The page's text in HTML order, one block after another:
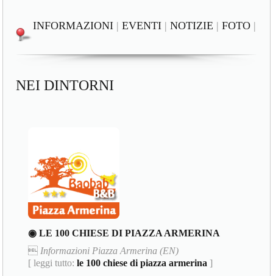
INFORMAZIONI |EVENTI |NOTIZIE |FOTO |
NEI DINTORNI
◉ LE 100 CHIESE DI PIAZZA ARMERINA
 Informazioni Piazza Armerina (EN)
[ leggi tutto:le 100 chiese di piazza armerina ]